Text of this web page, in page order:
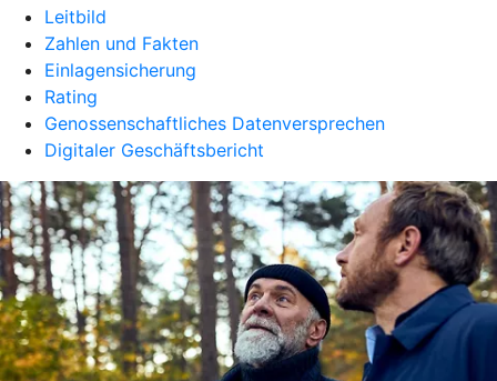
Leitbild
Zahlen und Fakten
Einlagensicherung
Rating
Genossenschaftliches Datenversprechen
Digitaler Geschäftsbericht